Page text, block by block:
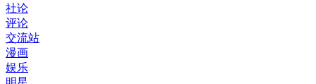
社论
评论
交流站
漫画
娱乐